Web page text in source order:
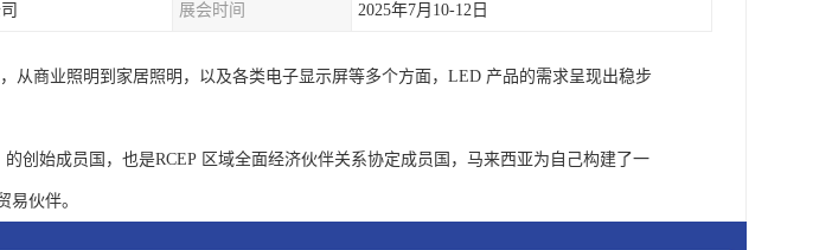
展会时间 2025年7月10-12日
从商业照明到家居照明，以及各类电子显示屏等多个方面，LED 产品的需求呈现出稳步
创始成员国，也是RCEP 区域全面经济伙伴关系协定成员国，马来西亚为自己构建了一
易伙伴。